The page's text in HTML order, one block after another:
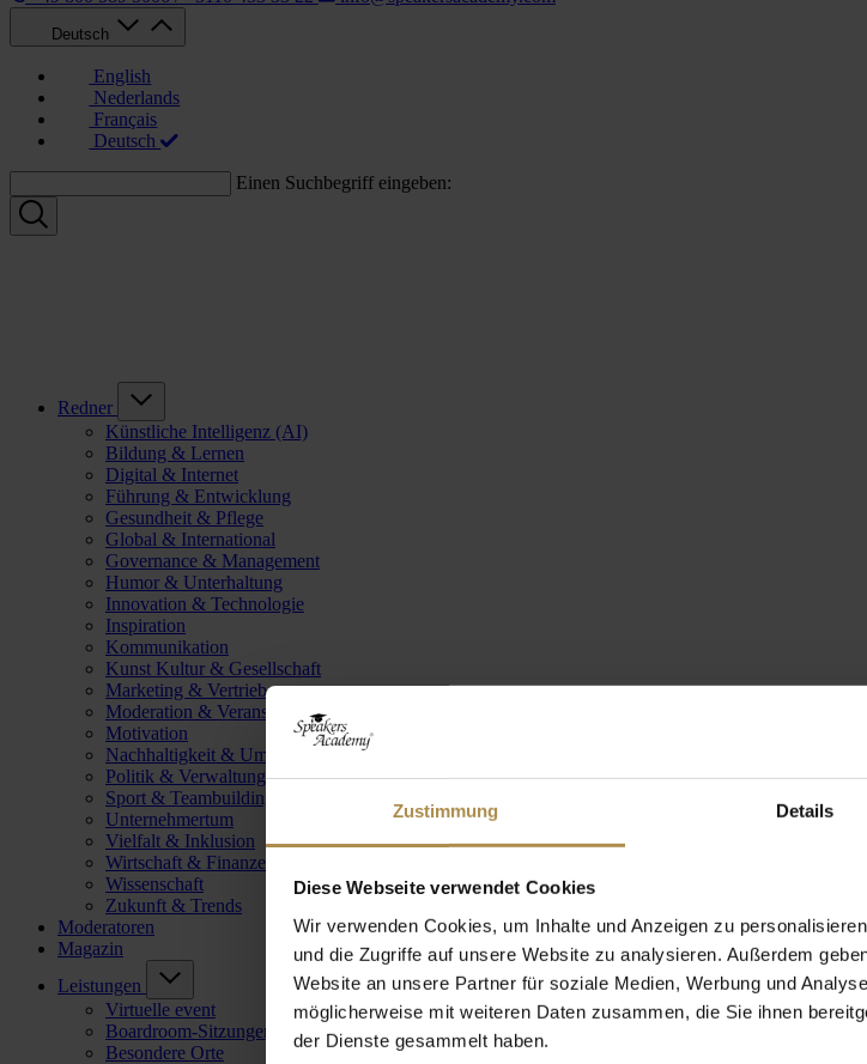
Zustimmung Details
Diese Webseite verwendet Cookies
Wir verwenden Cookies, um Inhalte und Anzeigen zu
und die Zugriffe auf unsere Website zu analysieren. Außerdem
Website an unsere Partner für soziale Medien, Werbung und
möglicherweise mit weiteren Daten zusammen, die Sie ihnen
der Dienste gesammelt haben.
Deutsch
English
Nederlands
Français
Deutsch
Einen Suchbegriff eingeben:
Redner
Künstliche Intelligenz (AI)
Bildung & Lernen
Digital & Internet
Führung & Entwicklung
Gesundheit & Pflege
Global & International
Governance & Management
Humor & Unterhaltung
Innovation & Technologie
Inspiration
Kommunikation
Kunst Kultur & Gesellschaft
Marketing & Vertrieb
Moderation & Veranstaltungsleitung
Motivation
Nachhaltigkeit & Umwelt
Politik & Verwaltung
Sport & Teambuilding
Unternehmertum
Vielfalt & Inklusion
Wirtschaft & Finanzen
Wissenschaft
Zukunft & Trends
Moderatoren
Magazin
Leistungen
Virtuelle event
Boardroom-Sitzungen
Besondere Orte